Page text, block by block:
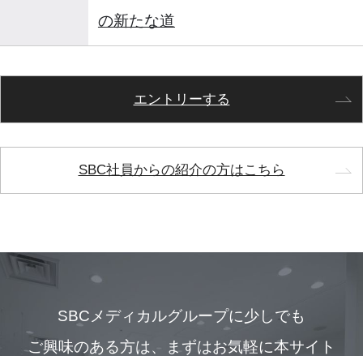
の新たな道
エントリーする
SBC社員からの紹介の方はこちら
SBCメディカルグループに少しでも
ご興味のある方は、 まずはお気軽に本サイト